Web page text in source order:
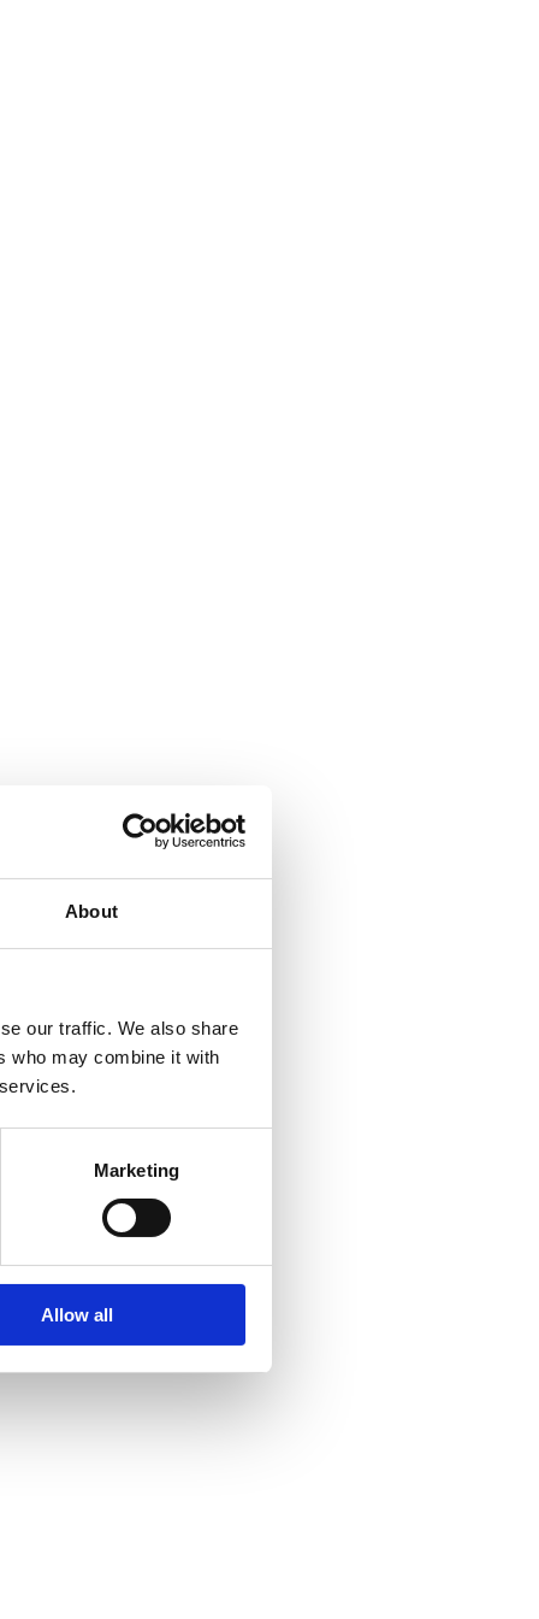
About
our traffic. We also share
who may combine it with
Marketing
Allow all